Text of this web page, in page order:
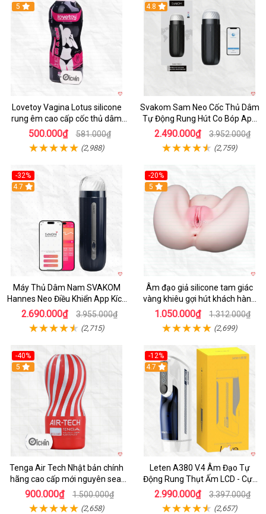
Hot
5
Lovetoy Vagina Lotus silicone
rung êm cao cấp cốc thủ dâm
nam
500.000₫ 581.000₫
(2,988)
4.8
Svakom Sam Neo Cốc Thủ Dâm
Tự Động Rung Hút Co Bóp App
Điều Khiển
2.490.000₫ 3.952.000₫
(2,759)
-32%
Hot
4.7
Máy Thủ Dâm Nam SVAKOM
Hannes Neo Điều Khiển App Kích
Thích
2.690.000₫ 3.955.000₫
(2,715)
-20%
Hot
5
Âm đạo giả silicone tam giác
vàng khiêu gợi hút khách hàng
nam
1.050.000₫ 1.312.000₫
(2,699)
-40%
Hot
5
Tenga Air Tech Nhật bản chính
hãng cao cấp mới nguyên seal
giá tốt
900.000₫ 1.500.000₫
(2,658)
-12%
Hot
4.7
Leten A380 V.4 Âm Đạo Tự
Động Rung Thụt Ấm LCD - Cực
Phê
2.990.000₫ 3.397.000₫
(2,657)